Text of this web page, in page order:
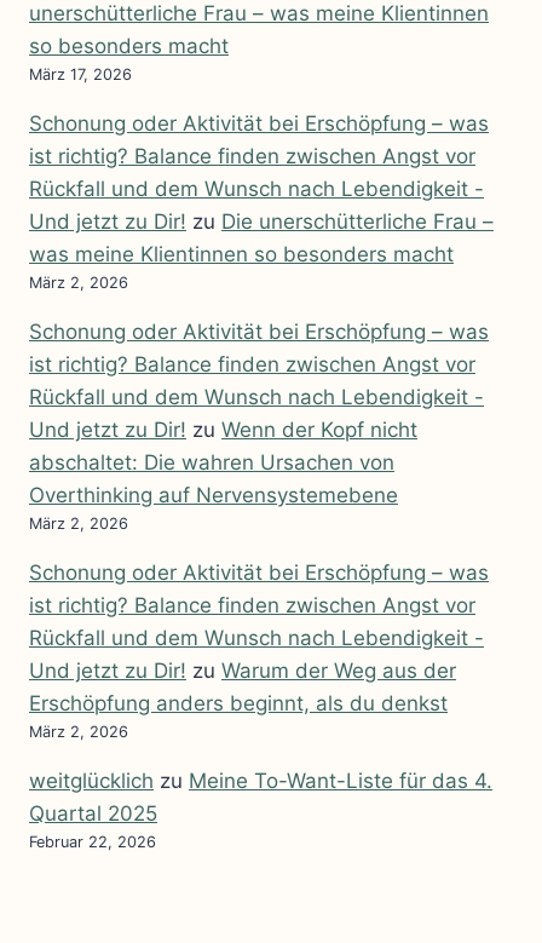
unerschütterliche Frau – was meine Klientinnen
so besonders macht
März 17, 2026
Schonung oder Aktivität bei Erschöpfung – was
ist richtig? Balance finden zwischen Angst vor
Rückfall und dem Wunsch nach Lebendigkeit -
Und jetzt zu Dir! zu Die unerschütterliche Frau –
was meine Klientinnen so besonders macht
März 2, 2026
Schonung oder Aktivität bei Erschöpfung – was
ist richtig? Balance finden zwischen Angst vor
Rückfall und dem Wunsch nach Lebendigkeit -
Und jetzt zu Dir! zu Wenn der Kopf nicht
abschaltet: Die wahren Ursachen von
Overthinking auf Nervensystemebene
März 2, 2026
Schonung oder Aktivität bei Erschöpfung – was
ist richtig? Balance finden zwischen Angst vor
Rückfall und dem Wunsch nach Lebendigkeit -
Und jetzt zu Dir! zu Warum der Weg aus der
Erschöpfung anders beginnt, als du denkst
März 2, 2026
weitglücklich zu Meine To-Want-Liste für das 4.
Quartal 2025
Februar 22, 2026